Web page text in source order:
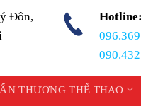
Đôn,
Hotline:
THƯƠNG THỂ THAO